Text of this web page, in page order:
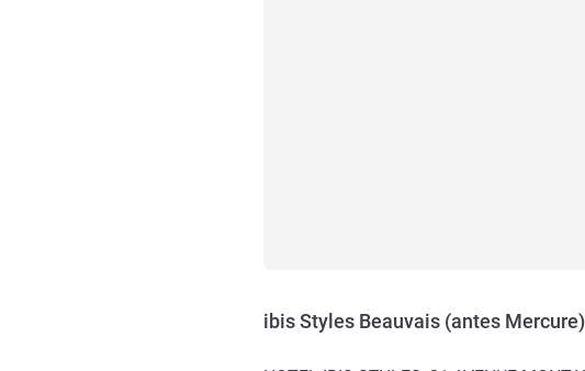
ibis Styles Beauvais (antes Mercure)